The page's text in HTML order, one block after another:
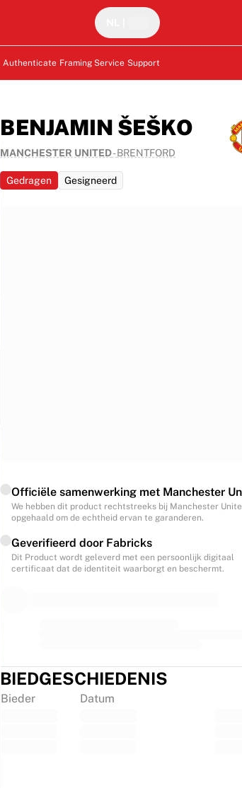
Authenticate Framing Service Support
BENJAMIN ŠEŠKO
MANCHESTER UNITED-BRENTFORD
Gedragen Gesigneerd
Officiële samenwerking met Manchester
We hebben dit product rechtstreeks bij Manchester
opgehaald om de echtheid ervan te garanderen.
Geverifieerd door Fabricks
Dit Product wordt geleverd met een persoonlijk digitaal
certificaat dat de identiteit waarborgt en beschermt.
BIEDGESCHIEDENIS
Bieder Datum